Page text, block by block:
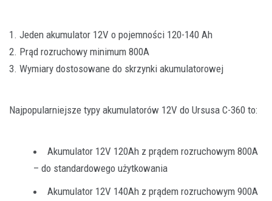
1. Jeden akumulator 12V o pojemności 120-140 Ah
2. Prąd rozruchowy minimum 800A
3. Wymiary dostosowane do skrzynki akumulatorowej
Najpopularniejsze typy akumulatorów 12V do Ursusa C-360 to:
Akumulator 12V 120Ah z prądem rozruchowym 800A
– do standardowego użytkowania
Akumulator 12V 140Ah z prądem rozruchowym 900A